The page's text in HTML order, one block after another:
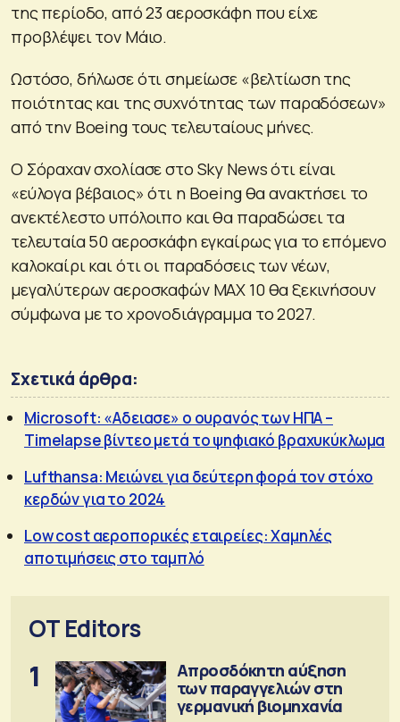
της περίοδο, από 23 αεροσκάφη που είχε
προβλέψει τον Μάιο.
Ωστόσο, δήλωσε ότι σημείωσε «βελτίωση της
ποιότητας και της συχνότητας των παραδόσεων»
από την Boeing τους τελευταίους μήνες.
Ο Σόραχαν σχολίασε στο Sky News ότι είναι
«εύλογα βέβαιος» ότι η Boeing θα ανακτήσει το
ανεκτέλεστο υπόλοιπο και θα παραδώσει τα
τελευταία 50 αεροσκάφη εγκαίρως για το επόμενο
καλοκαίρι και ότι οι παραδόσεις των νέων,
μεγαλύτερων αεροσκαφών MAX 10 θα ξεκινήσουν
σύμφωνα με το χρονοδιάγραμμα το 2027.
Σχετικά άρθρα:
Microsoft: «Αδειασε» ο ουρανός των ΗΠΑ –
Τimelapse βίντεο μετά το ψηφιακό βραχυκύκλωμα
Lufthansa: Μειώνει για δεύτερη φορά τον στόχο
κερδών για το 2024
Low cost αεροπορικές εταιρείες: Χαμηλές
αποτιμήσεις στο ταμπλό
OT Editors
1
Απροσδόκητη αύξηση
των παραγγελιών στη
γερμανική βιομηχανία